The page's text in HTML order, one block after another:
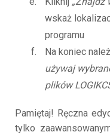
wskaż
programu
Na koniec
używaj
plików
Pamiętaj! Ręczna
tylko